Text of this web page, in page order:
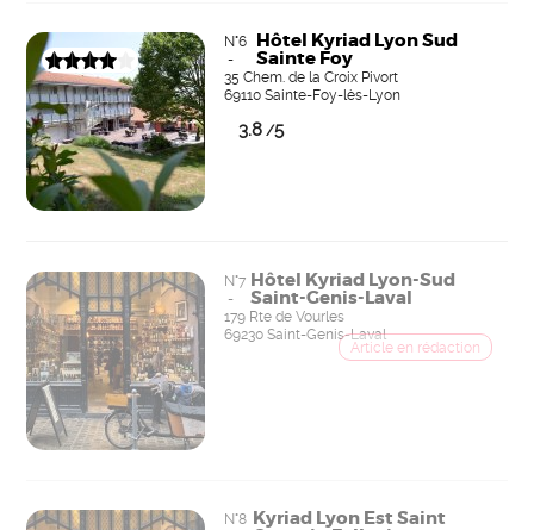
N°6
-
Hôtel Kyriad Lyon Sud
Sainte Foy
35 Chem. de la Croix Pivort
69110 Sainte-Foy-lès-Lyon
3.8 /5
N°7
-
Hôtel Kyriad Lyon-Sud
Saint-Genis-Laval
179 Rte de Vourles
69230 Saint-Genis-Laval
N°8 Kyriad Lyon Est Saint